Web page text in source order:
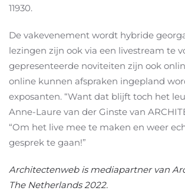
11930.
De vakevenement wordt hybride
lezingen zijn ook via een livestream te
gepresenteerde noviteiten zijn ook
online kunnen afspraken ingepland
exposanten. “Want dat blijft toch het
Anne-Laure van der Ginste van
“Om het live mee te maken en weer
gesprek te gaan!”
Architectenweb is mediapartner van
The Netherlands 2022.